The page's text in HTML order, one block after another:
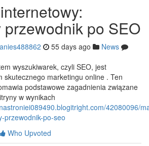
przewodnik po SEO
55 days ago
News
wyszukiwarek, czyli SEO, jest
skutecznego marketingu online . Ten
podstawowe zagadnienia związane
w wynikach
42080096/
przewodnik-po-seo
Who Upvoted